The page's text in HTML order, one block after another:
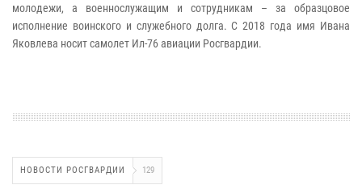
молодежи, а военнослужащим и сотрудникам – за образцовое
исполнение воинского и служебного долга. С 2018 года имя Ивана
Яковлева носит самолет Ил-76 авиации Росгвардии.
НОВОСТИ РОСГВАРДИИ 129